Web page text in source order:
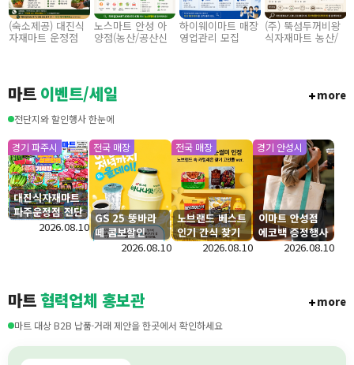
(숙소제공) 대진식
자재마트 운정점
노스마트 안성 아
양점(농산/공산신
하이웨이마트 매장
영업관리 모집
(주) 뚝섬두꺼비왕
식자재마트 농산/
마트 이벤트/세일 more
전단지와 할인행사 한눈에
대진식자재마트
파주운정점 전단
행사 안내
경기 파주시
2026.08.10
GS 25 뚱바라
떼 콤보할인
전국 매장
2026.08.10
노브랜드 베스트
인기 간식 찾기
전국 매장
2026.08.10
이마트 안성점
에코백 증정행사
경기 안성시
2026.08.10
마트협력업체 홍보관 more
마트 대상 B2B 납품·거래 제안을 한곳에서 확인하세요